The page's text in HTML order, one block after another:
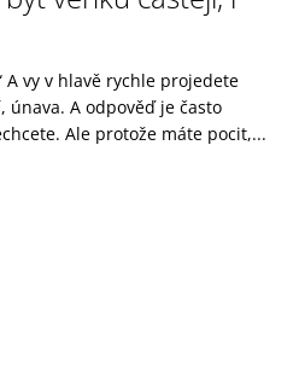
A vy v hlavě rychle projedete
únava. A odpověď je často
Ale protože máte pocit,...